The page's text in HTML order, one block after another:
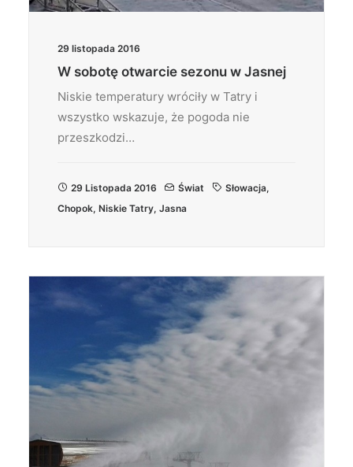
29 listopada 2016
W sobotę otwarcie sezonu w Jasnej
Niskie temperatury wróciły w Tatry i
wszystko wskazuje, że pogoda nie
przeszkodzi…
29 Listopada 2016 Świat Słowacja,
Chopok, Niskie Tatry, Jasna